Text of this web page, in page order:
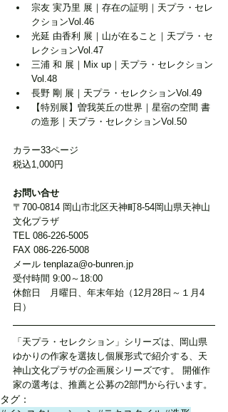
宗友 実乃里 展｜存在の証明｜天プラ・セレ
クションVol.46
光延 由香利 展｜山が在ること｜天プラ・セ
レクションVol.47
三浦 和 展｜Mix up｜天プラ・セレクション
Vol.48
長野 剛 展｜天プラ・セレクションVol.49
【特別展】曽我英丘の世界｜星宿の空間 書
の造形｜天プラ・セレクションVol.50
カラー33ページ
税込1,000円
お問い合せ
〒700-0814 岡山市北区天神町8-54岡山県天神山
文化プラザ
TEL 086-226-5005
FAX 086-226-5008
メール tenplaza@o-bunren.jp
受付時間 9:00～18:00
休館日　月曜日、年末年始（12月28日～１月4
日）
「天プラ・セレクション」シリーズは、岡山県
ゆかりの作家を選抜し個展形式で紹介する、天
神山文化プラザの企画展シリーズです。 開催作
家の選考は、推薦と公募の2部門から行います。
タグ：